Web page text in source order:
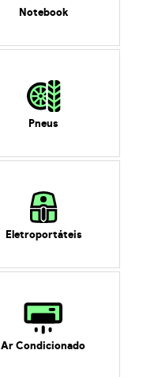
Notebook
Pneus
Eletroportáteis
Ar Condicionado